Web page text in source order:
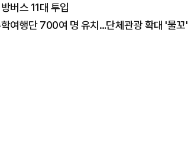
버스 11대 투입
여행단 700여 명 유치…단체관광 확대 '물꼬'